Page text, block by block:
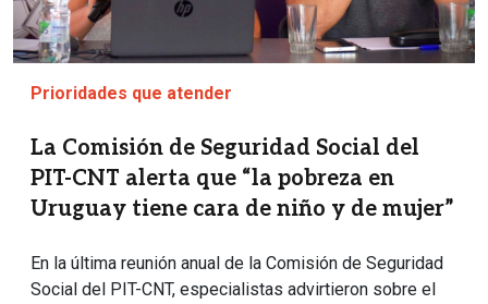
Prioridades que atender
La Comisión de Seguridad Social del
PIT-CNT alerta que “la pobreza en
Uruguay tiene cara de niño y de mujer”
En la última reunión anual de la Comisión de Seguridad
Social del PIT-CNT, especialistas advirtieron sobre el